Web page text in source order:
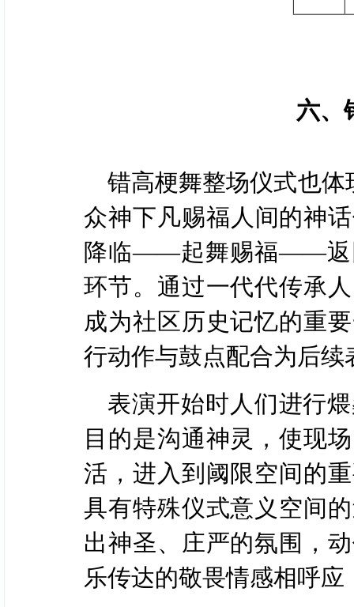
六、
错高梗舞整场仪式也体
众神下凡赐福人间的神
降临——起舞赐福——返
环节。通过一代代传承
成为社区历史记忆的重
行动作与鼓点配合为后
表演开始时人们进行
目的是沟通神灵，使现
活，进入到阈限空间的
具有特殊仪式意义空间
出神圣、庄严的氛围，
乐传达的敬畏情感相呼